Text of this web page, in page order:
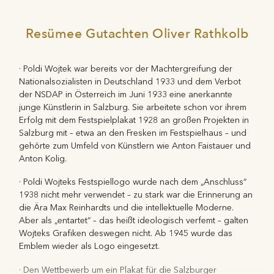
ästhetische Einordnung des Plakatentwurfs.
Berufsstand an, der in einem verbrecherischen Regime
schnell in Gewissenskonflikte kommt, wenn er
Auftragsarbeiten annimmt. Nicht jede(r) hatte die Kraft zu
widerstehen (oder gar politischen Widerstand mit
grafischen Mitteln zu leisten). Die Folgen eines solchen
Dilemmas für die Qualität der grafischen Erzeugnisse
zeigen sich bei mehreren Designern – in Poldi Wojteks Fall
hat die Einordnung in ein unmenschliches System auch den
Kern.
In ihrem Statement schloss dieFestspielpräsidentin Helga
Rabl-Stadler:„Was bedeutet es für die Festspiele, wenn
eine Künstlerin, die 1928 ein Plakat entwarf, das sich seither
als Logo der Festspiele bewährt hat – nur die Nazis
exemplarisch der Konflikt zwischen der moralischen
Die Festspiele haben daher zwei Gutachten mit der
Aufarbeitung dieses Kapitels der Festspielgeschichte
beauftragt: Prof. Oliver Rathkolb ging der politischen
Entwicklung Wojteks nach und dokumentierte akribisch die
tiefbraunen Spuren in der Biografie der Künstlerin, bis hin
zur Durchsetzung der Arisierung des Hauses ihrer
Künstlerkollegin Helene von Taussig.
Dr. Anita Kern begutachtete die künstlerische Entwicklung,
insbesondere den künstlerischen Wert des Logos. Dabei
zeigte sich deutlich, dass die bei so bedeutenden Künstlern
wie Josef Hoffmann und Franz Cizek ausgebildete
Grafikerin in der Entstehungszeit des Festspielemblems
„grafisch und zeichnerisch auf der Höhe der Zeit“ (Kern)
Resümee Gutachten Oliver Rathkolb
· Poldi Wojtek war bereits vor der Machtergreifung der
Nationalsozialisten in Deutschland 1933 und dem Verbot
der NSDAP in Österreich im Juni 1933 eine anerkannte
junge Künstlerin in Salzburg. Sie arbeitete schon vor ihrem
Erfolg mit dem Festspielplakat 1928 an großen Projekten in
Salzburg mit – etwa an den Fresken im Festspielhaus – und
gehörte zum Umfeld von Künstlern wie Anton Faistauer und
Anton Kolig.
· Poldi Wojteks Festspiellogo wurde nach dem „Anschluss“
1938 nicht mehr verwendet – zu stark war die Erinnerung an
die Ära Max Reinhardts und die intellektuelle Moderne.
Aber als „entartet“ – das heißt ideologisch verfemt – galten
Wojteks Grafiken deswegen nicht. Ab 1945 wurde das
Emblem wieder als Logo eingesetzt.
· Den Wettbewerb um ein Plakat für die Salzburger